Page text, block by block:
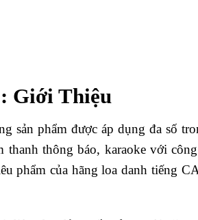
Giới Thiệu
sản phẩm được áp dụng đa số
thông báo, karaoke với
phẩm của hãng loa danh tiếng